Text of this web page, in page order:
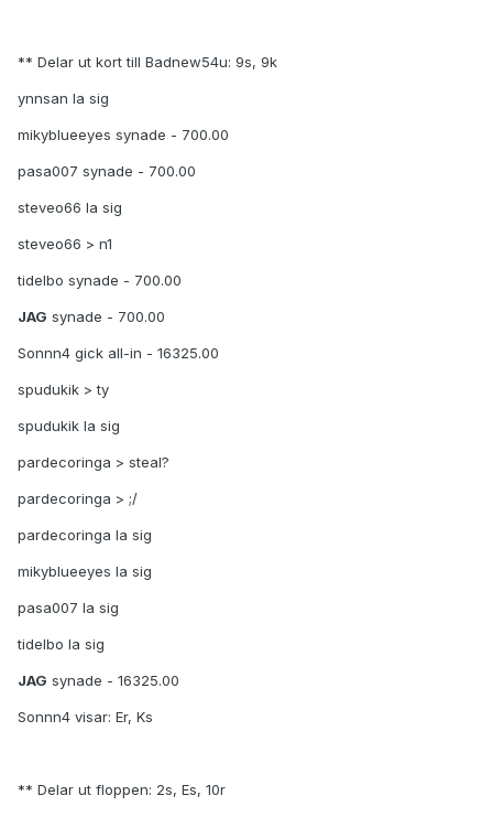
** Delar ut kort till Badnew54u: 9s, 9k
ynnsan la sig
mikyblueeyes synade - 700.00
pasa007 synade - 700.00
steveo66 la sig
steveo66 > n1
tidelbo synade - 700.00
JAG synade - 700.00
Sonnn4 gick all-in - 16325.00
spudukik > ty
spudukik la sig
pardecoringa > steal?
pardecoringa > ;/
pardecoringa la sig
mikyblueeyes la sig
pasa007 la sig
tidelbo la sig
JAG synade - 16325.00
Sonnn4 visar: Er, Ks
** Delar ut floppen: 2s, Es, 10r